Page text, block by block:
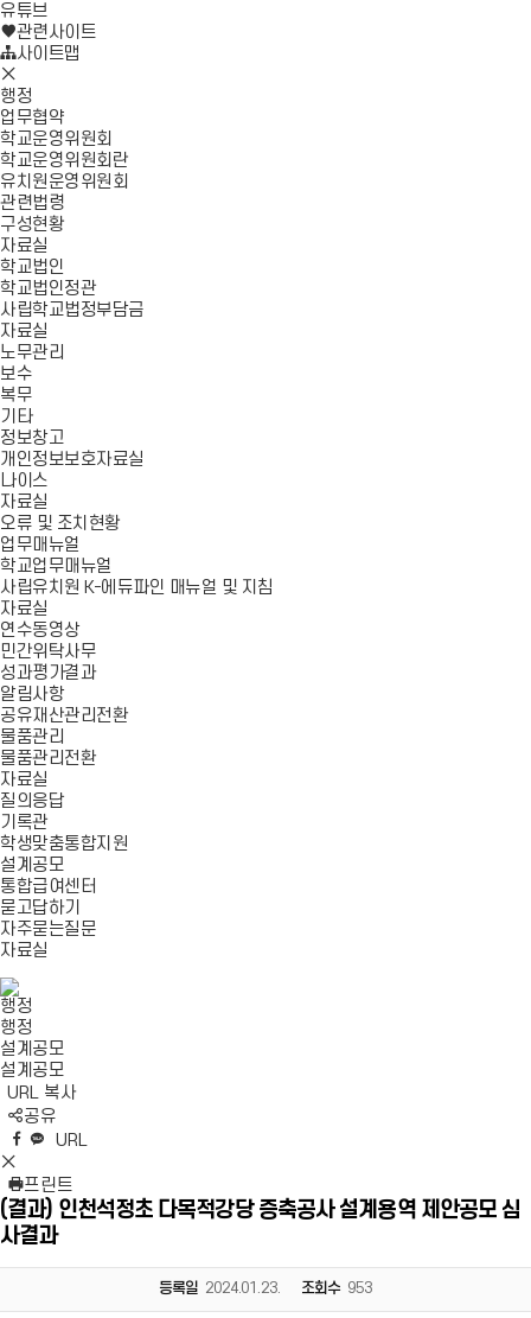
기
유튜브
로
가
관련사이트
사이트맵
모
바
일
메
뉴
닫
기
행정
업무협약
학교운영위원회
학교운영위원회란
유치원운영위원회
관련법령
구성현황
자료실
학교법인
학교법인정관
사립학교법정부담금
자료실
노무관리
보수
복무
기타
정보창고
개인정보보호자료실
나이스
자료실
오류 및 조치현황
업무매뉴얼
학교업무매뉴얼
사립유치원 K-에듀파인 매뉴얼 및 지침
자료실
연수동영상
민간위탁사무
성과평가결과
알림사항
공유재산관리전환
물품관리
물품관리전환
자료실
질의응답
기록관
학생맞춤통합지원
설계공모
통합급여센터
묻고답하기
자주묻는질문
자료실
행정
행정
설계공모
설계공모
URL 복사
공유
N
영
역
펼
기
네
이
버
밴
드
공
유
엑
스
공
유
페
스
북
공
유
카
오
톡
공
유
URL
S
N
S
영
역
닫
프린트
(결과) 인천석정초 다목적강당 증축공사 설계용역 제안공모 심
사결과
등록일 2024.01.23. 조회수 953